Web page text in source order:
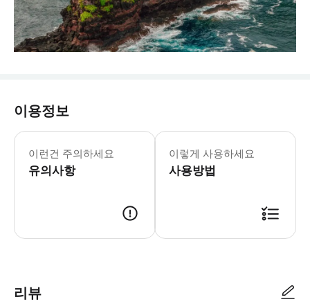
이용정보
이런건 주의하세요
유의사항
이렇게 사용하세요
사용방법
리뷰